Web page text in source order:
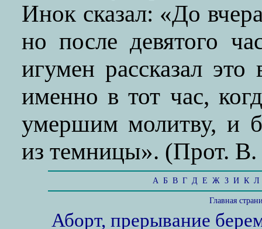
Инок сказал: «До
но после девятого
игумен рассказал
именно в тот час,
умершим молитву, и
из темницы». (Прот.
А Б В Г Д Е Ж З И К Л
Главная
Аборт, прерывание